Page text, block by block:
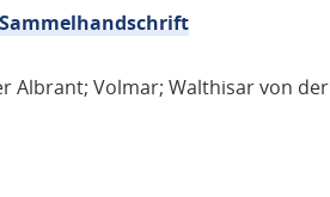
Albrant; Volmar; Walthisar von der